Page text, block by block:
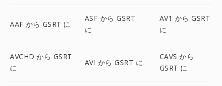
AAF から GSRT に
ASF から GSRT
に
AV1 から GSRT
に
AVCHD から GSRT
に
AVI から GSRT に
CAVS から
GSRT に